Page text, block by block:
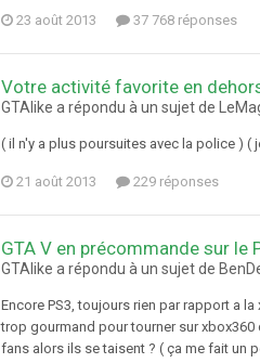
23 août 2013 37 768 réponses
Votre activité favorite en
GTAlike a répondu à un sujet de
( il n'y a plus poursuites avec la police ) (
21 août 2013 229 réponses
GTA V en précommande sur le
GTAlike a répondu à un sujet de
Encore PS3, toujours rien par rapport a
trop gourmand pour tourner sur
fans alors ils se taisent ? ( ça me fait un